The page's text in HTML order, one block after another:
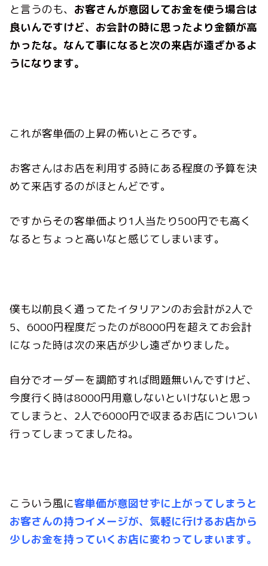
と言うのも、 お客さんが意図してお金を使う場合は
良いんですけど、お会計の時に思ったより金額が高
かったな。なんて事になると次の来店が遠ざかるよ
うになります。
これが客単価の上昇の怖いところです。
お客さんはお店を利用する時にある程度の予算を決
めて来店するのがほとんどです。
ですからその客単価より1人当たり500円でも高く
なるとちょっと高いなと感じてしまいます。
僕も以前良く通ってたイタリアンのお会計が2人で
5、6000円程度だったのが8000円を超えてお会計
になった時は次の来店が少し遠ざかりました。
自分でオーダーを調節すれば問題無いんですけど、
今度行く時は8000円用意しないといけないと思っ
てしまうと、2人で6000円で収まるお店についつい
行ってしまってましたね。
こういう風に客単価が意図せずに上がってしまうと
お客さんの持つイメージが、気軽に行けるお店から
少しお金を持っていくお店に変わってしまいます。